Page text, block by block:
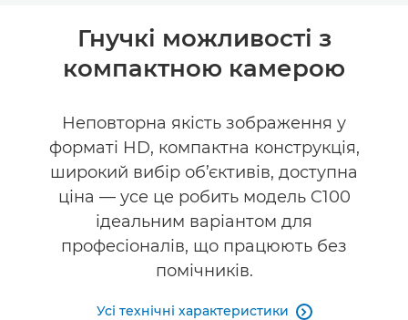
Технічні характеристики
Підтримка
Гнучкі можливості з
компактною камерою
Неповторна якість зображення у
форматі HD, компактна конструкція,
широкий вибір об’єктивів, доступна
ціна — усе це робить модель C100
ідеальним варіантом для
професіоналів, що працюють без
помічників.
Усі технічні характеристики 